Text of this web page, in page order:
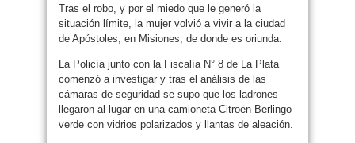
Tras el robo, y por el miedo que le generó la
situación límite, la mujer volvió a vivir a la ciudad
de Apóstoles, en Misiones, de donde es oriunda.
La Policía junto con la Fiscalía N° 8 de La Plata
comenzó a investigar y tras el análisis de las
cámaras de seguridad se supo que los ladrones
llegaron al lugar en una camioneta Citroën Berlingo
verde con vidrios polarizados y llantas de aleación.